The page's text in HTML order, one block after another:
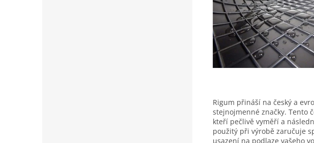
Rigum přináší na český a
stejnojmenné značky. Tento
kteří pečlivě vyměří a
použitý při výrobě zaručuje
usazení na podlaze vašeho